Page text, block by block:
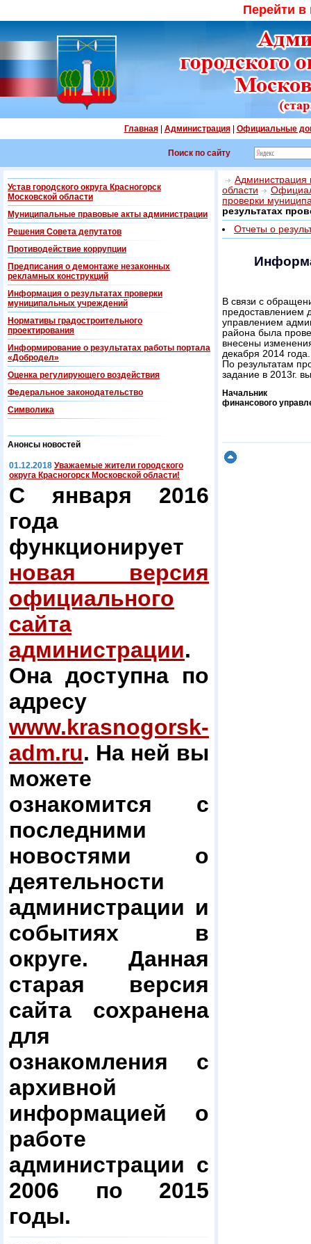
Перейти
Главная| Администрация| Официальные
Поиск по сайту
Устав городского округа Красногорск
Московской области
Муниципальные правовые акты администрации
Решения Совета депутатов
Противодействие коррупции
Предписания о демонтаже незаконных
рекламных конструкций
Информация о результатах проверки
муниципальных учреждений
Нормативы градостроительного
проектирования
Информирование о результатах работы портала
«Добродел»
Оценка регулирующего воздействия
Федеральнoe законодательство
Символика
Анонсы новостей
01.12.2018 Уважаемые жители городского
округа Красногорск Московской области!
С января 2016
года
функционирует
новая версия
официального
сайта
администрации.
Она доступна по
адресу
www.krasnogorsk-
adm.ru. На ней вы
можете
ознакомится с
последними
новостями о
деятельности
администрации и
событиях в
округе. Данная
старая версия
сайта сохранена
для
ознакомления с
архивной
информацией о
работе
администрации с
2006 по 2015
годы.
Администрация
области
проверки
результатах
Отчеты о
В связи с
предоставлением
управлением
района была
внесены
декабря 2014 года.
По результатам
задание в 2013г.
Начальник
финансового